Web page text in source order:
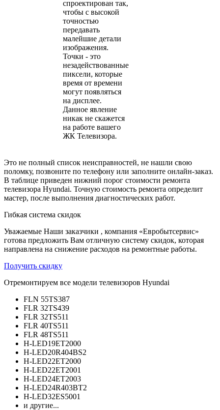
спроектирован так,
чтобы с высокой
точностью
передавать
малейшие детали
изображения.
Точки - это
незадействованные
пиксели, которые
время от времени
могут появляться
на дисплее.
Данное явление
никак не скажется
на работе вашего
ЖК Телевизора.
Это не полный список неисправностей, не нашли свою
поломку, позвоните по телефону или заполните онлайн-заказ.
В таблице приведен нижний порог стоимости ремонта
телевизора Hyundai. Точную стоимость ремонта определит
мастер, после выполнения диагностических работ.
Гибкая система скидок
Уважаемые Наши заказчики , компания «Евробытсервис»
готова предложить Вам отличную систему скидок, которая
направлена на снижение расходов на ремонтные работы.
Получить скидку
Отремонтируем все модели телевизоров Hyundai
FLN 55TS387
FLR 32TS439
FLR 32TS511
FLR 40TS511
FLR 48TS511
H-LED19ET2000
H-LED20R404BS2
H-LED22ET2000
H-LED22ET2001
H-LED24ET2003
H-LED24R403BT2
H-LED32ES5001
и другие...